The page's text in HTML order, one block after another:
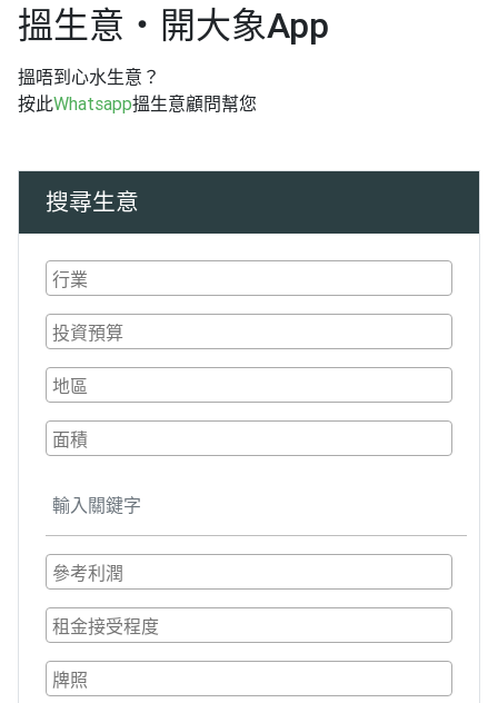
搵生意‧開大象App
搵唔到心水生意？
按此Whatsapp搵生意顧問幫您
搜尋生意